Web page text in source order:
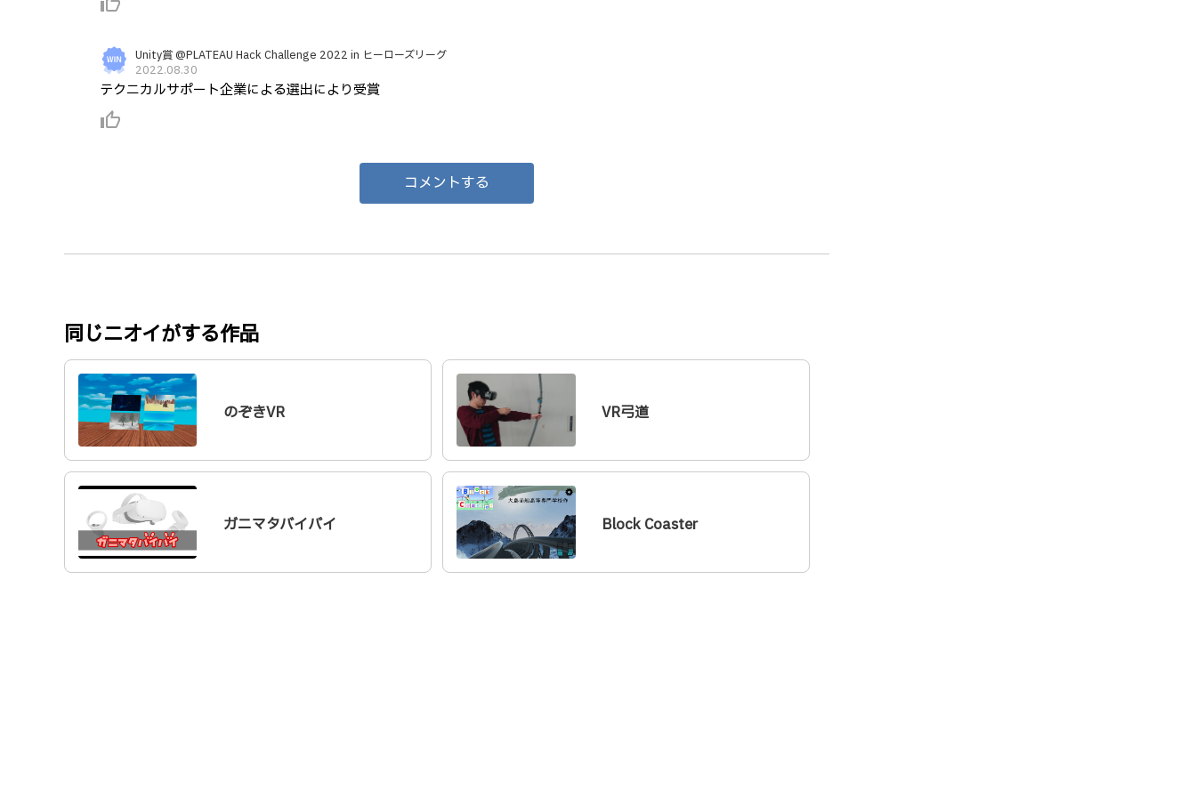
Unity賞 @PLATEAU Hack Challenge 2022 in ヒーローズリーグ
2022.08.30
テクニカルサポート企業による選出により受賞
thumb_up_alt
コメントする
同じニオイがする作品
のぞきVR VR弓道
ガニマタバイバイ Block Coaster